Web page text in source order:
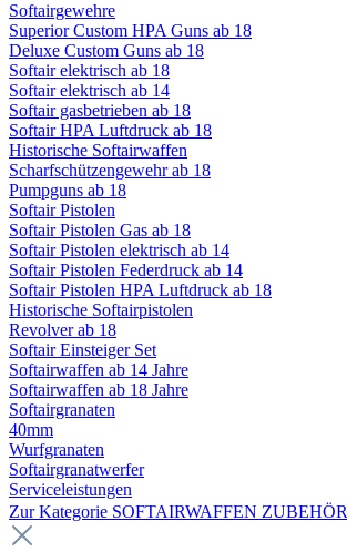
Softairgewehre
Superior Custom HPA Guns ab 18
Deluxe Custom Guns ab 18
Softair elektrisch ab 18
Softair elektrisch ab 14
Softair gasbetrieben ab 18
Softair HPA Luftdruck ab 18
Historische Softairwaffen
Scharfschützengewehr ab 18
Pumpguns ab 18
Softair Pistolen
Softair Pistolen Gas ab 18
Softair Pistolen elektrisch ab 14
Softair Pistolen Federdruck ab 14
Softair Pistolen HPA Luftdruck ab 18
Historische Softairpistolen
Revolver ab 18
Softair Einsteiger Set
Softairwaffen ab 14 Jahre
Softairwaffen ab 18 Jahre
Softairgranaten
40mm
Wurfgranaten
Softairgranatwerfer
Serviceleistungen
Zur Kategorie SOFTAIRWAFFEN ZUBEHÖR